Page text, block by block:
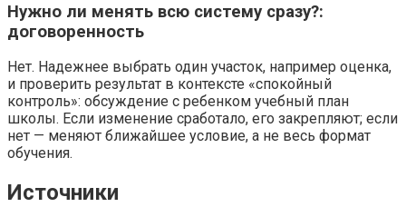
Нужно ли менять всю систему сразу?:
договоренность
Нет. Надежнее выбрать один участок, например оценка,
и проверить результат в контексте «спокойный
контроль»: обсуждение с ребенком учебный план
школы. Если изменение сработало, его закрепляют; если
нет — меняют ближайшее условие, а не весь формат
обучения.
Источники